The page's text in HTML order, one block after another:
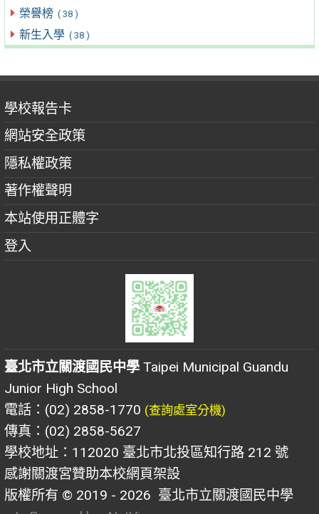
榮譽榜 ( 38 )
新生入學 ( 38 )
學校報告卡
網站安全政策
隱私權政策
著作權聲明
本站使用正體字
登入
臺北市立關渡國民中學 Taipei Municipal Guandu
Junior High School
電話：(02) 2858-1770 (查詢處室分機)
傳真：(02) 2858-5627
學校地址：112020 臺北市北投區知行路 212 號
感謝關渡宮贊助本校網頁架設
版權所有 © 2019 - 2026 臺北市立關渡國民中學